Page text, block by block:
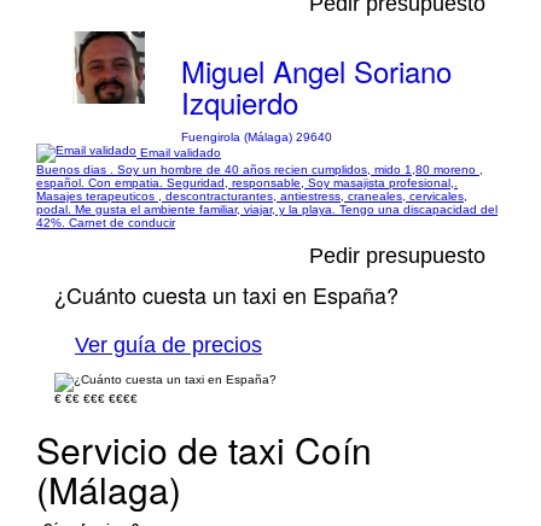
Miguel Angel Soriano
Izquierdo
Fuengirola (Málaga) 29640
Email validado
Buenos dias . Soy un hombre de 40 años recien cumplidos, mido 1,80 moreno ,
español. Con empatia. Seguridad, responsable, Soy masajista profesional,.
Masajes terapeuticos , descontracturantes, antiestress, craneales, cervicales,
podal. Me gusta el ambiente familiar, viajar, y la playa. Tengo una discapacidad del
42%. Carnet de conducir
Pedir presupuesto
¿Cuánto cuesta un taxi en España?
Ver guía de precios
€ €€ €€€ €€€€
Servicio de taxi Coín
(Málaga)